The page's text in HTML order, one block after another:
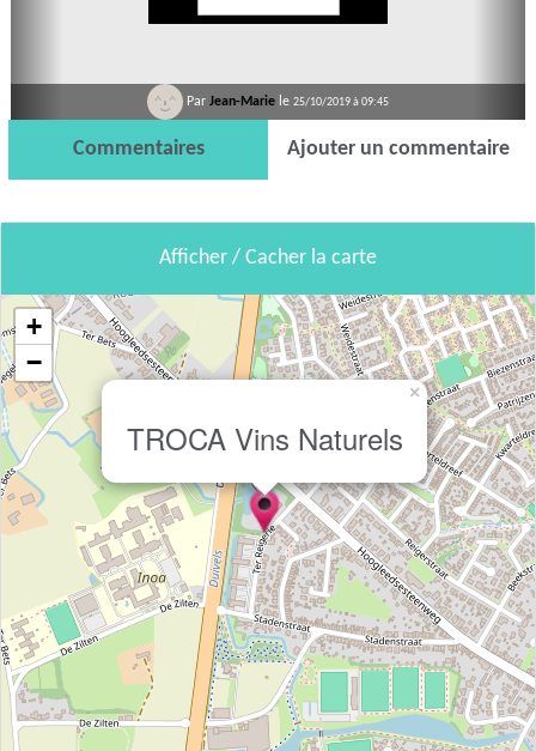
Par Jean-Marie le 25/10/2019 à 09:45
Commentaires Ajouter un commentaire
Afficher / Cacher la carte
TROCA Vins Naturels
×
+
−